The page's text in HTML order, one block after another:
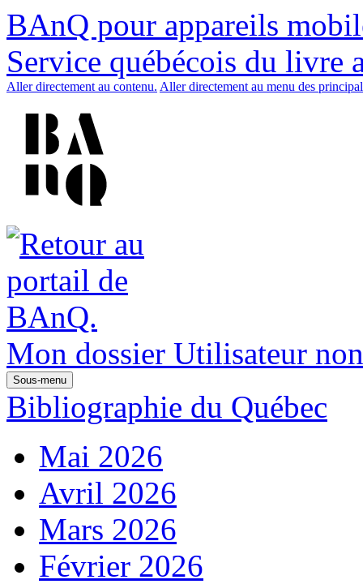
BAnQ pour appareils
Service québécois du livre
Aller directement au contenu. Aller directement au menu des
Mon dossier Utilisateur
Sous-menu
Bibliographie du Québec
Mai 2026
Avril 2026
Mars 2026
Février 2026